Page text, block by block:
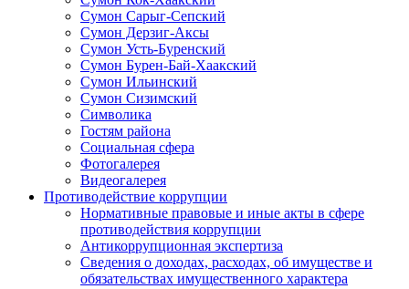
Сумон Сарыг-Сепский
Сумон Дерзиг-Аксы
Сумон Усть-Буренский
Сумон Бурен-Бай-Хаакский
Сумон Ильинский
Сумон Сизимский
Символика
Гостям района
Социальная сфера
Фотогалерея
Видеогалерея
Противодействие коррупции
Нормативные правовые и иные акты в сфере
противодействия коррупции
Антикоррупционная экспертиза
Сведения о доходах, расходах, об имуществе и
обязательствах имущественного характера